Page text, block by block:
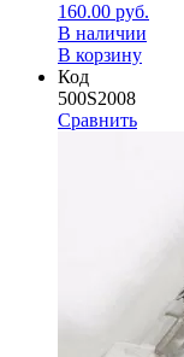
160.00 руб.
В наличии
В корзину
Код
500S2008
Сравнить